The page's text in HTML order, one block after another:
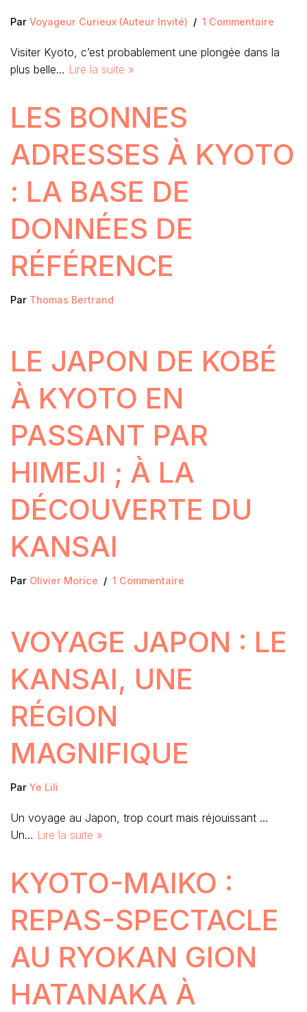
Par Voyageur Curieux (Auteur Invité) 1 Commentaire
Visiter Kyoto, c’est probablement une plongée dans la
plus belle… Lire la suite »
LES BONNES
ADRESSES À KYOTO
: LA BASE DE
DONNÉES DE
RÉFÉRENCE
Par Thomas Bertrand
LE JAPON DE KOBÉ
À KYOTO EN
PASSANT PAR
HIMEJI ; À LA
DÉCOUVERTE DU
KANSAI
Par Olivier Morice 1 Commentaire
VOYAGE JAPON : LE
KANSAI, UNE
RÉGION
MAGNIFIQUE
Par Ye Lili
Un voyage au Japon, trop court mais réjouissant …
Un… Lire la suite »
KYOTO-MAIKO :
REPAS-SPECTACLE
AU RYOKAN GION
HATANAKA À